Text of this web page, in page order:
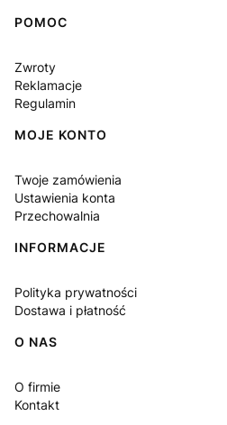
Linki w stopce
POMOC
Zwroty
Reklamacje
Regulamin
MOJE KONTO
Twoje zamówienia
Ustawienia konta
Przechowalnia
INFORMACJE
Polityka prywatności
Dostawa i płatność
O NAS
O firmie
Kontakt